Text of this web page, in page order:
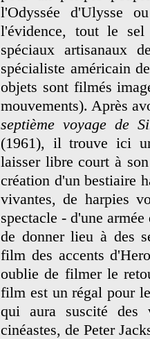
l'Odyssée d'Ulysse
l'évidence, tout le
spéciaux artisanaux
spécialiste américain
objets sont filmés
mouvements). Après
septième voyage de
(1961), il trouve ici
laisser libre court à
création d'un bestiaire
vivantes, de harpies
spectacle - d'une
de donner lieu à des
film des accents
oublie de filmer le
film est un régal pour
qui aura suscité des
cinéastes, de Peter